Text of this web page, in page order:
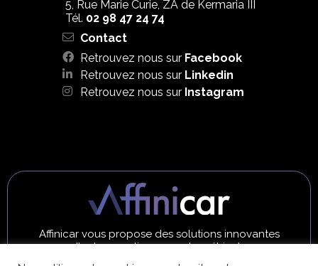
5, Rue Marie Curie, ZA de Kermaria III
Tél. 02 98 47 24 74
Contact
Retrouvez nous sur Facebook
Retrouvez nous sur Linkedin
Retrouvez nous sur Instagram
Affinicar vous propose des solutions innovantes
d'autogarantie pour votre véhicule